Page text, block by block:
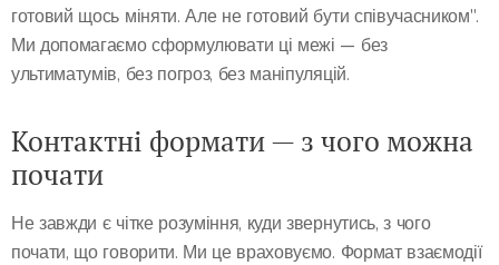
готовий щось міняти. Але не готовий бути співучасником".
Ми допомагаємо сформулювати ці межі — без
ультиматумів, без погроз, без маніпуляцій.
Контактні формати — з чого можна
почати
Не завжди є чітке розуміння, куди звернутись, з чого
почати, що говорити. Ми це враховуємо. Формат взаємодії